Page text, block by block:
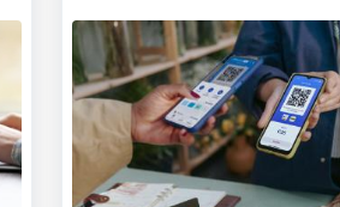
0,06 euro per betaling in
0,20 euro online